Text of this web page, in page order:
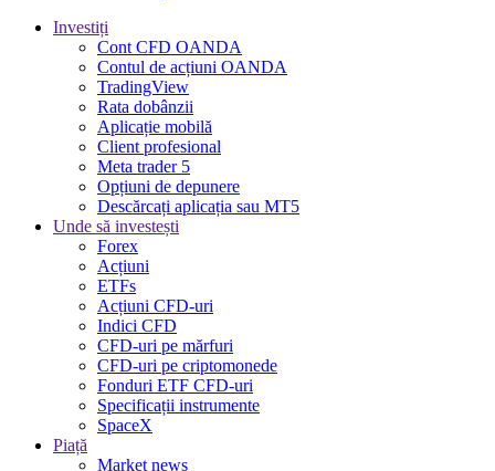
Investiți
Cont CFD OANDA
Contul de acțiuni OANDA
TradingView
Rata dobânzii
Aplicație mobilă
Client profesional
Meta trader 5
Opțiuni de depunere
Descărcați aplicația sau MT5
Unde să investești
Forex
Acțiuni
ETFs
Acțiuni CFD-uri
Indici CFD
CFD-uri pe mărfuri
CFD-uri pe criptomonede
Fonduri ETF CFD-uri
Specificații instrumente
SpaceX
Piață
Market news